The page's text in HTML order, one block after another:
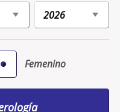
Femenino